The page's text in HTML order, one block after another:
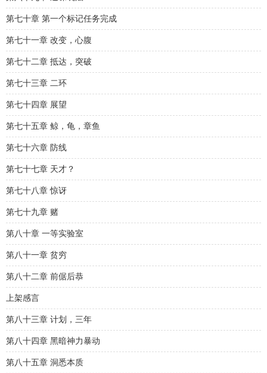
第七十章 第一个标记任务完成
第七十一章 改变，心腹
第七十二章 抵达，突破
第七十三章 二环
第七十四章 展望
第七十五章 鲸，龟，章鱼
第七十六章 防线
第七十七章 天才？
第七十八章 惊讶
第七十九章 赌
第八十章 一等实验室
第八十一章 贫穷
第八十二章 前倨后恭
上架感言
第八十三章 计划，三年
第八十四章 黑暗神力暴动
第八十五章 洞悉本质